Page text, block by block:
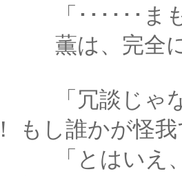
･･まも
全に据わっ
ゃないわっ
もし誰かが怪
え、ちゃん